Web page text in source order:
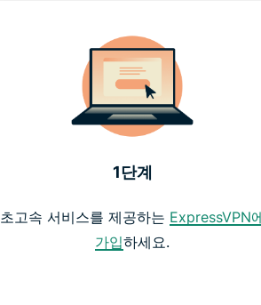
1단계
초고속 서비스를 제공하는 ExpressVPN
가입하세요.